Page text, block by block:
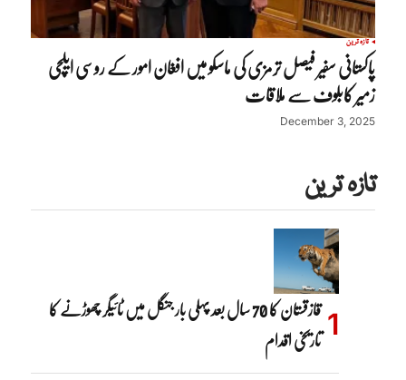
تازہ ترین
پاکستانی سفیر فیصل ترمزی کی ماسکو میں افغان امور کے روسی ایلچی
زمیر کابلوف سے ملاقات
December 3, 2025
تازہ ترین
قازقستان کا 70 سال بعد پہلی بار جنگل میں ٹائیگر چھوڑنے کا
تاریخی اقدام